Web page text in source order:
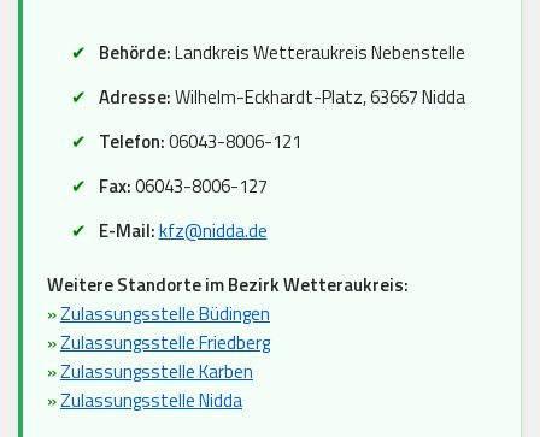
Behörde:Landkreis Wetteraukreis Nebenstelle
Adresse:Wilhelm-Eckhardt-Platz, 63667 Nidda
Telefon:06043-8006-121
Fax:06043-8006-127
E-Mail:kfz@nidda.de
Weitere Standorte im Bezirk Wetteraukreis:
»Zulassungsstelle Büdingen
»Zulassungsstelle Friedberg
»Zulassungsstelle Karben
»Zulassungsstelle Nidda